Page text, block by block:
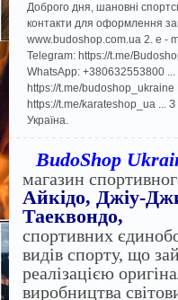
Доброго дня, шановні
контакти для оформлення
www.budoshop.com.ua 2. e -
Telegram: https://t.me/
WhatsApp: +380632553800
https://t.me/
https://t.me/karateshop_ua
Україна.
BudoShop
магазин
Айкідо, Джіу-
Таеквондо,
спортивних
видів спорту, що
реалізацією
виробництва